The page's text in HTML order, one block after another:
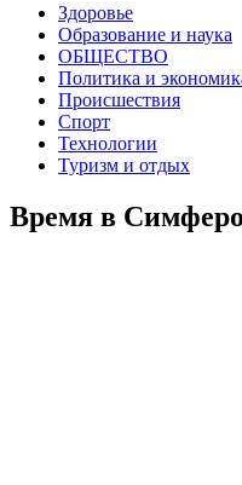
Здоровье
Образование и наука
ОБЩЕСТВО
Политика и
Происшествия
Спорт
Технологии
Туризм и отдых
Время в